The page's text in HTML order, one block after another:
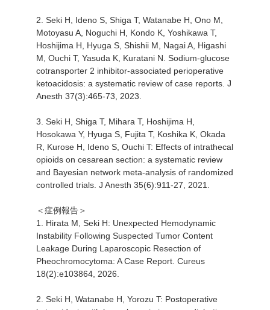
2. Seki H, Ideno S, Shiga T, Watanabe H, Ono M,
Motoyasu A, Noguchi H, Kondo K, Yoshikawa T,
Hoshijima H, Hyuga S, Shishii M, Nagai A, Higashi
M, Ouchi T, Yasuda K, Kuratani N. Sodium-glucose
cotransporter 2 inhibitor-associated perioperative
ketoacidosis: a systematic review of case reports. J
Anesth 37(3):465-73, 2023.
3. Seki H, Shiga T, Mihara T, Hoshijima H,
Hosokawa Y, Hyuga S, Fujita T, Koshika K, Okada
R, Kurose H, Ideno S, Ouchi T: Effects of intrathecal
opioids on cesarean section: a systematic review
and Bayesian network meta-analysis of randomized
controlled trials. J Anesth 35(6):911-27, 2021.
＜症例報告＞
1. Hirata M, Seki H: Unexpected Hemodynamic
Instability Following Suspected Tumor Content
Leakage During Laparoscopic Resection of
Pheochromocytoma: A Case Report. Cureus
18(2):e103864, 2026.
2. Seki H, Watanabe H, Yorozu T: Postoperative